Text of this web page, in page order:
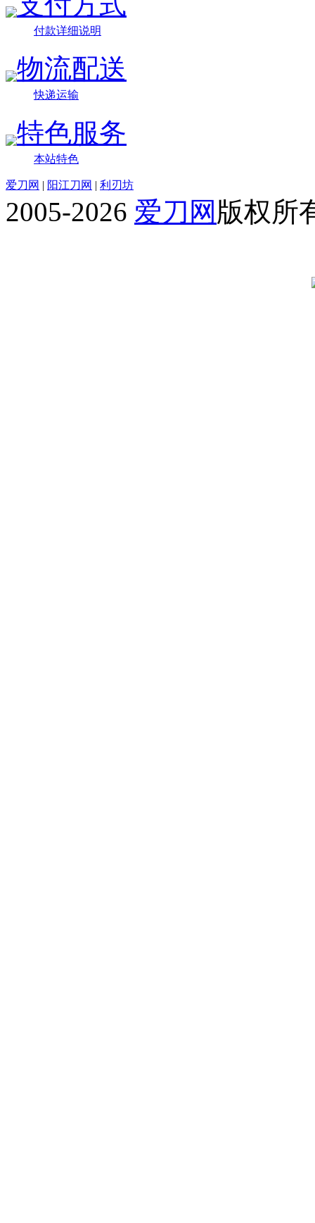
付款详细说明
物流配送
快递运输
特色服务
本站特色
爱刀网 | 阳江刀网 | 利刃坊
2005-2026 爱刀网 版权所